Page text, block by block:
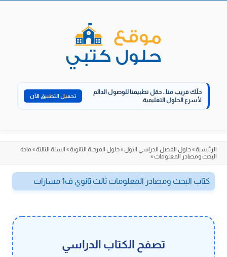
خلّك قريب منا.. حمّل تطبيقنا للوصول الدائم
لأسرع الحلول التعليمية.
تحميل التطبيق الآن
الرئيسية»حلول الفصل الدراسي الاول»حلول المرحلة الثانوية» السنة الثالثة» مادة
البحث ومصادر المعلومات»
كتاب البحث ومصادر المعلومات ثالث ثانوي ف1 مسارات
تصفح الكتاب الدراسي